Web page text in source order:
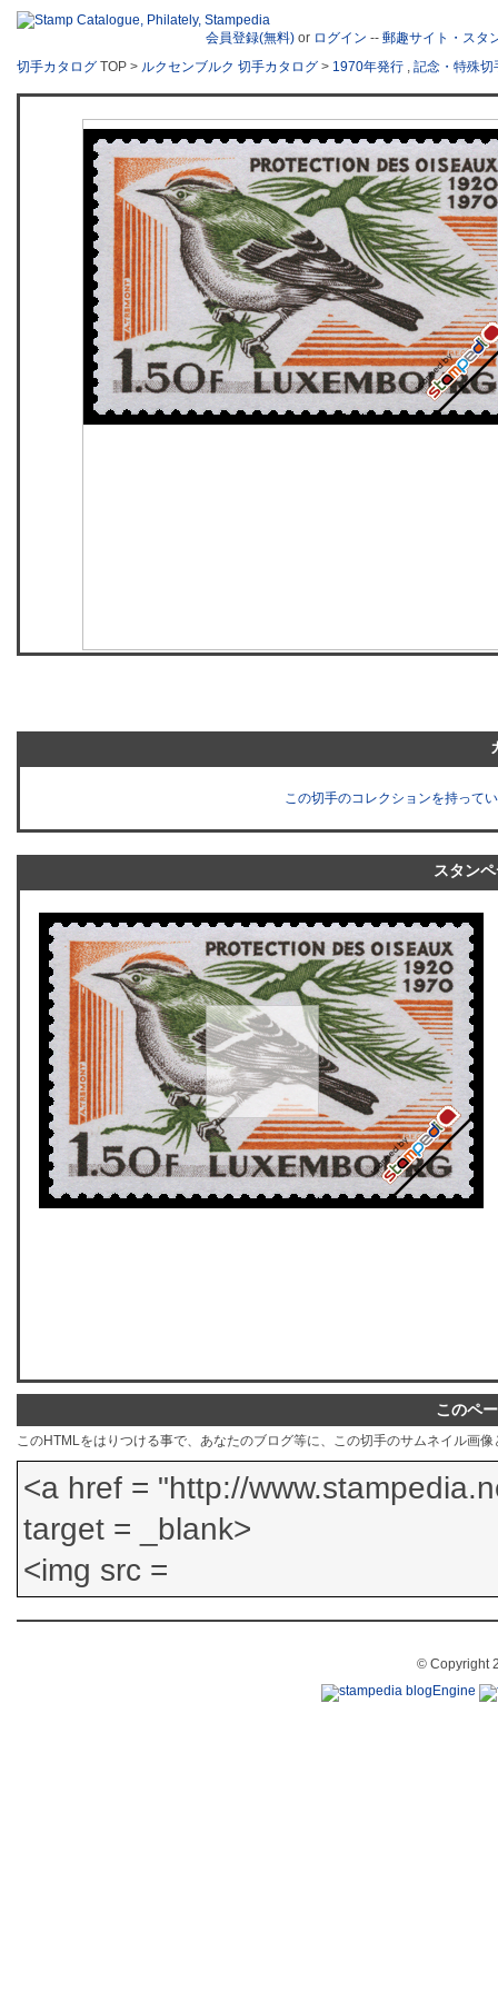
会員登録(無料) or ログイン -- 郵趣サイト・スタ
切手カタログ TOP > ルクセンブルク 切手カタログ > 1970年発行 , 記念・特殊切
この切手のコレクションを持って
スタン
このペ
このHTMLをはりつける事で、あなたのブログ等に、この切手のサムネイル画
© Copyright